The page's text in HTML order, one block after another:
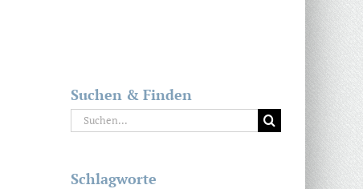
Suchen & Finden
Suche
nach:
Schlagworte